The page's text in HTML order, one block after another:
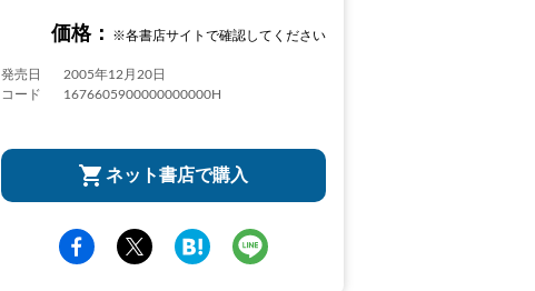
価格： ※各書店サイトで確認してください
発売日
2005年12月20日
コード
1676605900000000000H
ネット書店で購入